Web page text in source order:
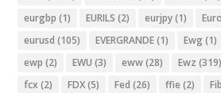
eurgbp (1) EURILS (2) eurjpy(1) Euro
eurusd (105) EVERGRANDE(1) Ewg (1)
ewp (2) EWU (3) eww(28) Ewz (319)
fcx (2) FDX(5) Fed (26) ffie (2)